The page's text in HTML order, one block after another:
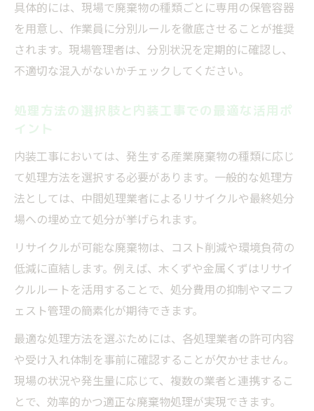
具体的には、現場で廃棄物の種類ごとに専用の保管容器
を用意し、作業員に分別ルールを徹底させることが推奨
されます。現場管理者は、分別状況を定期的に確認し、
不適切な混入がないかチェックしてください。
処理方法の選択肢と内装工事での最適な活用ポ
イント
内装工事においては、発生する産業廃棄物の種類に応じ
て処理方法を選択する必要があります。一般的な処理方
法としては、中間処理業者によるリサイクルや最終処分
場への埋め立て処分が挙げられます。
リサイクルが可能な廃棄物は、コスト削減や環境負荷の
低減に直結します。例えば、木くずや金属くずはリサイ
クルルートを活用することで、処分費用の抑制やマニフ
ェスト管理の簡素化が期待できます。
最適な処理方法を選ぶためには、各処理業者の許可内容
や受け入れ体制を事前に確認することが欠かせません。
現場の状況や発生量に応じて、複数の業者と連携するこ
とで、効率的かつ適正な廃棄物処理が実現できます。